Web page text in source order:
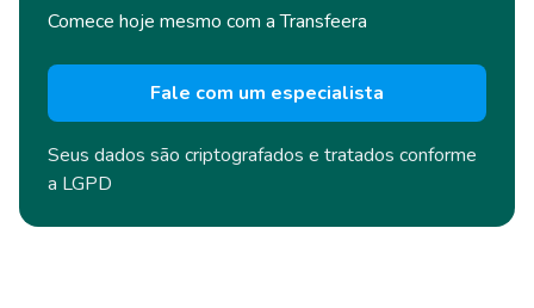
Comece hoje mesmo com a Transfeera
Fale com um especialista
Seus dados são criptografados e tratados conforme
a LGPD